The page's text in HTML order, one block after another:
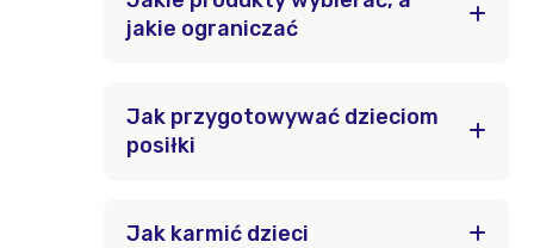
jakie ograniczać
Jak przygotowywać dzieciom
posiłki
Jak karmić dzieci